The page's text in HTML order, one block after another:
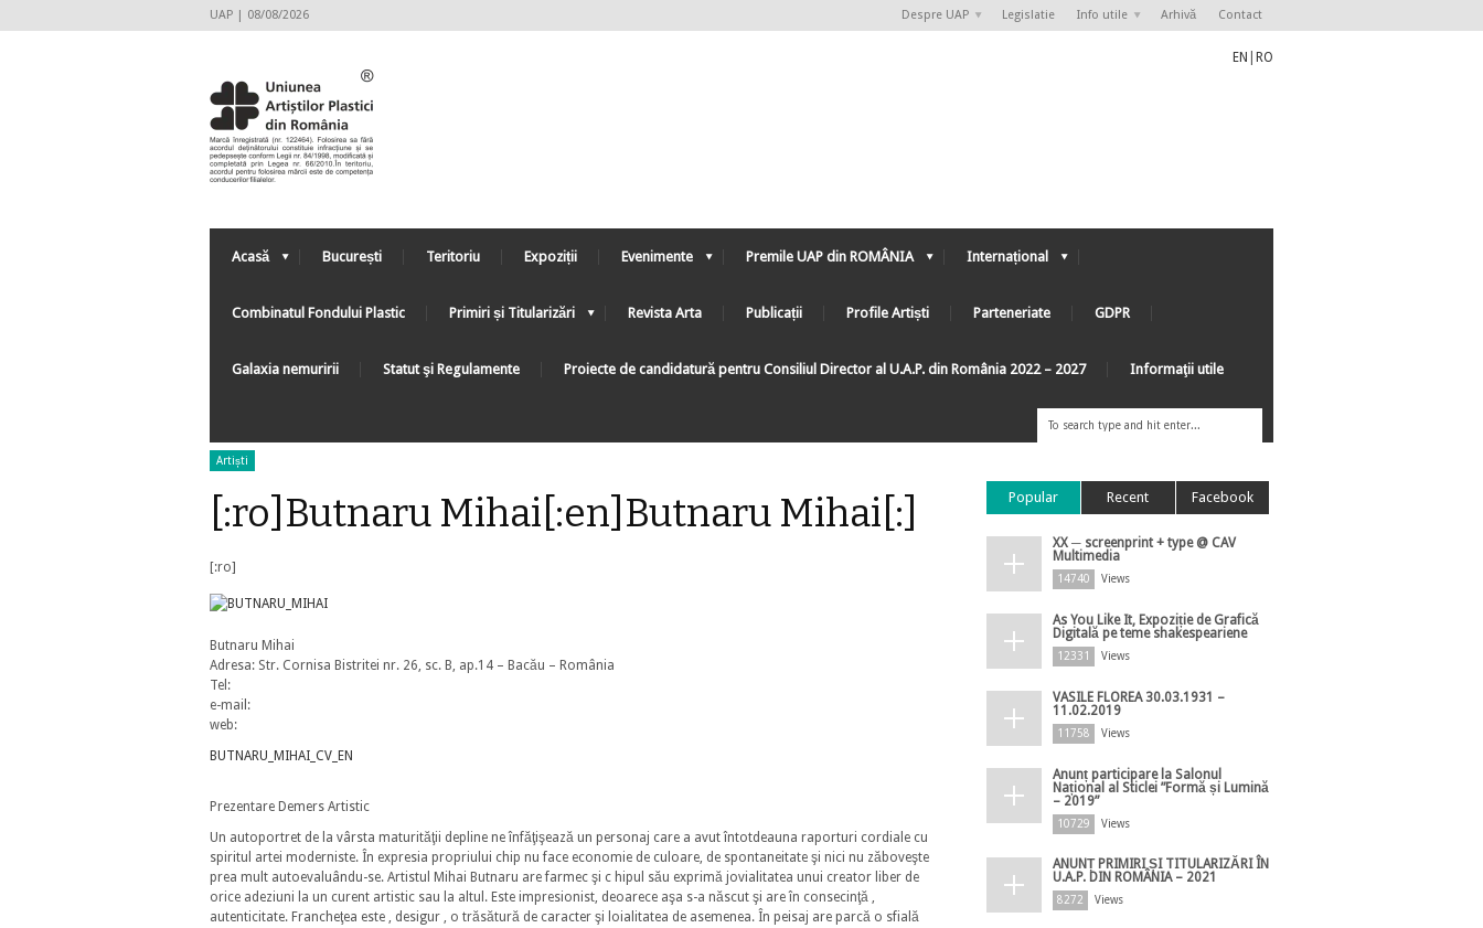
UAP | 08/08/2026 Despre UAP Legislatie Info utile Arhivă Contact
EN RO
Acasă București Teritoriu Expoziții Evenimente Premile UAP din ROMÂNIA Internațional
Combinatul Fondului Plastic Primiri și Titularizări Revista Arta Publicații Profile Artiști Parteneriate GDPR
Galaxia nemuririi Statut şi Regulamente Proiecte de candidatură pentru Consiliul Director al U.A.P. din România 2022 – 2027 Informaţii utile
Artiști
[:ro]Butnaru Mihai[:en]Butnaru Mihai[:]
[:ro]
Butnaru Mihai
Adresa: Str. Cornisa Bistritei nr. 26, sc. B, ap.14 – Bacău – România
Tel:
e-mail:
web:
BUTNARU_MIHAI_CV_EN
Prezentare Demers Artistic
Un autoportret de la vârsta maturităţii depline ne înfăţişează un personaj care a avut întotdeauna raporturi cordiale cu
spiritul artei moderniste. În expresia propriului chip nu face economie de culoare, de spontaneitate şi nici nu zăboveşte
prea mult autoevaluându-se. Artistul Mihai Butnaru are farmec şi c hipul său exprimă jovialitatea unui creator liber de
orice adeziuni la un curent artistic sau la altul. Este impresionist, deoarece aşa s-a născut şi are în consecinţă ,
autenticitate. Francheţea este , desigur , o trăsătură de caracter şi loialitatea de asemenea. În peisaj are parcă o sfială
Popular Recent Facebook
XX ─ screenprint + type @ CAV
Multimedia
14740 Views
As You Like It, Expoziție de Grafică
Digitală pe teme shakespeariene
12331 Views
VASILE FLOREA 30.03.1931 –
11.02.2019
11758 Views
Anunț participare la Salonul
Național al Sticlei ”Formă și Lumină
– 2019”
10729 Views
ANUNȚ PRIMIRI ȘI TITULARIZĂRI ÎN
U.A.P. DIN ROMÂNIA – 2021
8272 Views